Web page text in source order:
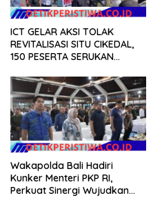
ICT GELAR AKSI TOLAK
REVITALISASI SITU CIKEDAL,
150 PESERTA SERUKAN
Wakapolda Bali Hadiri
Kunker Menteri PKP RI,
Perkuat Sinergi Wujudkan